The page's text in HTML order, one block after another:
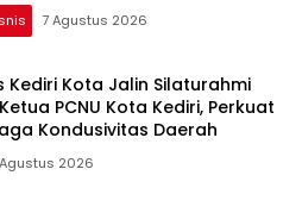
7 Agustus 2026
Kediri Kota Jalin Silaturahmi
PCNU Kota Kediri, Perkuat
Kondusivitas Daerah
2026